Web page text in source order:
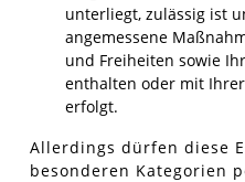
unterliegt, zulässig ist
angemessene
und Freiheiten sowie
enthalten oder mit
erfolgt.
Allerdings dürfen diese
besonderen Kategorien